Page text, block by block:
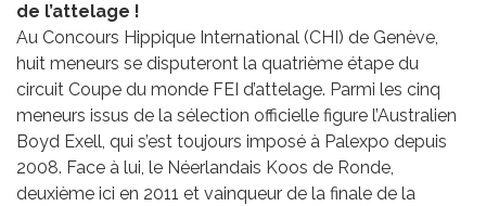
de l’attelage !
Au Concours Hippique International (CHI) de Genève,
huit meneurs se disputeront la quatrième étape du
circuit Coupe du monde FEI d’attelage. Parmi les cinq
meneurs issus de la sélection officielle figure l’Australien
Boyd Exell, qui s’est toujours imposé à Palexpo depuis
2008. Face à lui, le Néerlandais Koos de Ronde,
deuxième ici en 2011 et vainqueur de la finale de la